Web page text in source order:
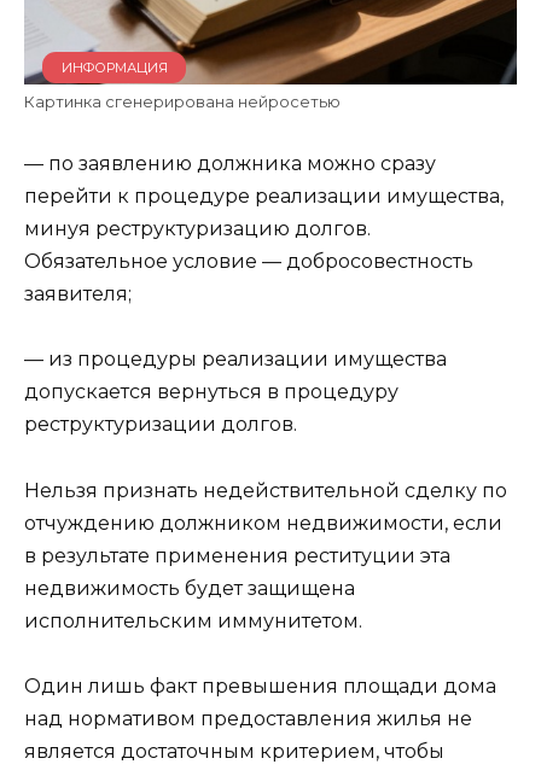
Картинка сгенерирована нейросетью
ИНФОРМАЦИЯ
— по заявлению должника можно сразу
перейти к процедуре реализации имущества,
минуя реструктуризацию долгов.
Обязательное условие — добросовестность
заявителя;
— из процедуры реализации имущества
допускается вернуться в процедуру
реструктуризации долгов.
Нельзя признать недействительной сделку по
отчуждению должником недвижимости, если
в результате применения реституции эта
недвижимость будет защищена
исполнительским иммунитетом.
Один лишь факт превышения площади дома
над нормативом предоставления жилья не
является достаточным критерием, чтобы